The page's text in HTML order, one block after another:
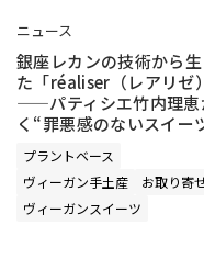
ニュース
銀座レカンの技術から
た「réaliser（レアリゼ
——パティシエ竹内理恵
く“罪悪感のないスイー
プラントベース
ヴィーガン手土産
お取り寄
ヴィーガンスイーツ